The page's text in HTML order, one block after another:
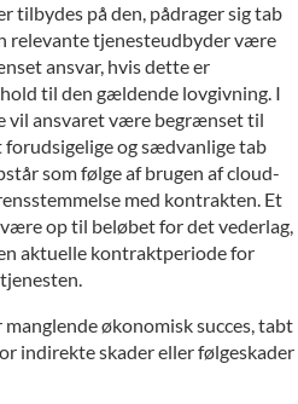
tilbydes på den, pådrager sig tab
relevante tjenesteudbyder være
ansvar, hvis dette er
til den gældende lovgivning. I
vil ansvaret være begrænset til
og sædvanlige tab
som følge af brugen af cloud-
med kontrakten. Et
op til beløbet for det vederlag,
aktuelle kontraktperiode for
økonomisk succes, tabt
indirekte skader eller følgeskader